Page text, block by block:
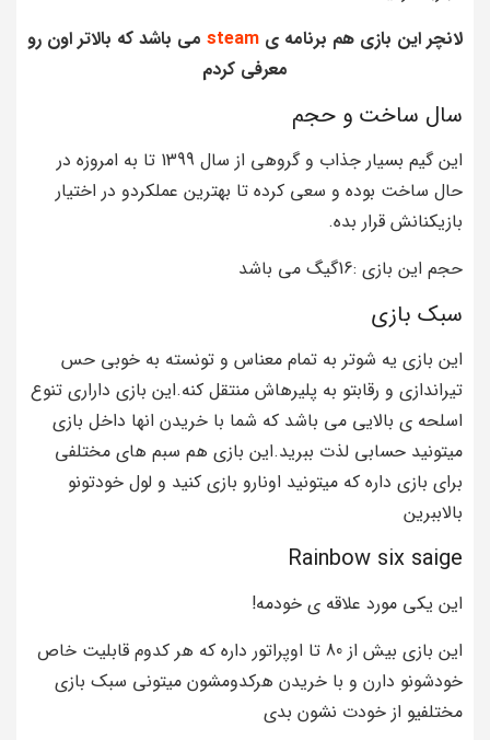
لانچر این بازی هم برنامه ی steam می باشد که بالاتر اون رو
معرفی کردم
سال ساخت و حجم
این گیم بسیار جذاب و گروهی از سال 1399 تا به امروزه در
حال ساخت بوده و سعی کرده تا بهترین عملکردو در اختیار
بازیکنانش قرار بده.
حجم این بازی :16گیگ می باشد
سبک بازی
این بازی یه شوتر به تمام معناس و تونسته به خوبی حس
تیراندازی و رقابتو به پلیرهاش منتقل کنه.این بازی داراری تنوع
اسلحه ی بالایی می باشد که شما با خریدن انها داخل بازی
میتونید حسابی لذت ببرید.این بازی هم سبم های مختلفی
برای بازی داره که میتونید اونارو بازی کنید و لول خودتونو
بالاببرین
Rainbow six saige
این یکی مورد علاقه ی خودمه!
این بازی بیش از 80 تا اوپراتور داره که هر کدوم قابلیت خاص
خودشونو دارن و با خریدن هرکدومشون میتونی سبک بازی
مختلفیو از خودت نشون بدی